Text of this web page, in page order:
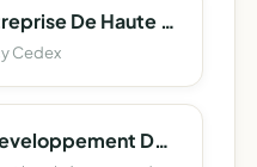
Liaison Comites D'entreprise De Haute Savoie (L.c.e. 74)
Cedex
Association Pour Le Developpement De L'emploi Agricole Et Rural De Haute-Savoie